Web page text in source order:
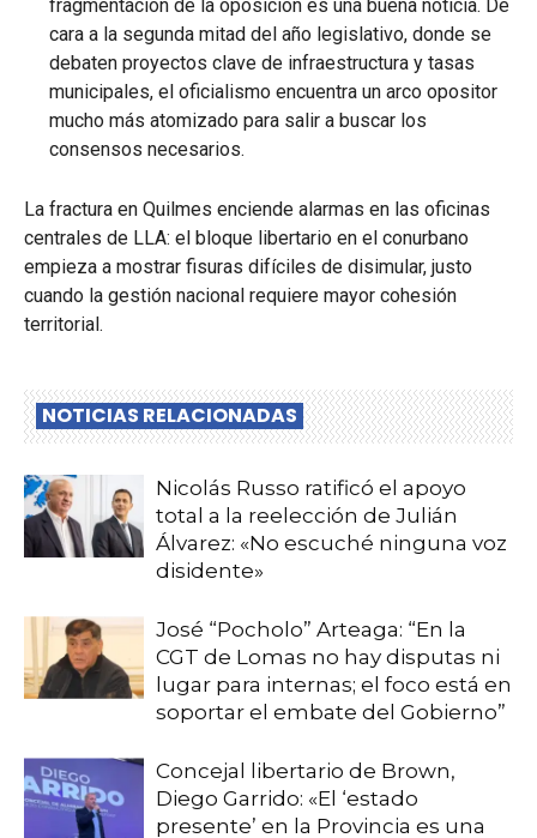
fragmentación de la oposición es una buena noticia. De
cara a la segunda mitad del año legislativo, donde se
debaten proyectos clave de infraestructura y tasas
municipales, el oficialismo encuentra un arco opositor
mucho más atomizado para salir a buscar los
consensos necesarios.
La fractura en Quilmes enciende alarmas en las oficinas
centrales de LLA: el bloque libertario en el conurbano
empieza a mostrar fisuras difíciles de disimular, justo
cuando la gestión nacional requiere mayor cohesión
territorial.
NOTICIAS RELACIONADAS
Nicolás Russo ratificó el apoyo
total a la reelección de Julián
Álvarez: «No escuché ninguna voz
disidente»
José “Pocholo” Arteaga: “En la
CGT de Lomas no hay disputas ni
lugar para internas; el foco está en
soportar el embate del Gobierno”
Concejal libertario de Brown,
Diego Garrido: «El ‘estado
presente’ en la Provincia es una